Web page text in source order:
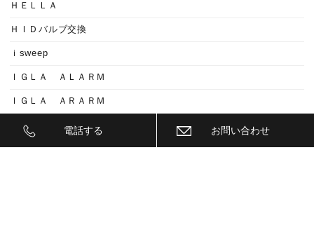
ＨＥＬＬＡ
ＨＩＤバルブ交換
ｉsweep
ＩＧＬＡ ＡＬＡＲＭ
ＩＧＬＡ ＡＲＡＲＭ
ＩＧＬＡ２+
ＩＩＤ
電話する お問い合わせ